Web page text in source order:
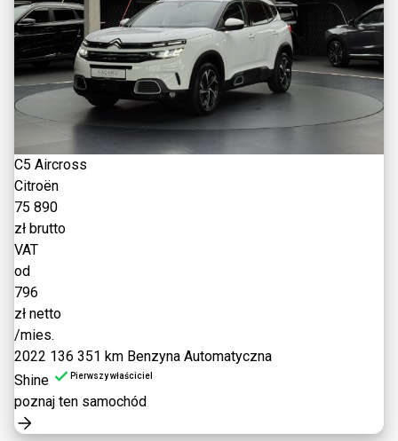
C5 Aircross
Citroën
75 890
zł brutto
VAT
od
796
zł netto
/mies.
2022 136 351 km Benzyna Automatyczna
Shine
Pierwszy właściciel
poznaj ten samochód